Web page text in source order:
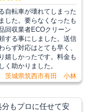
自転車が壊れてしまった
した。要らなくなったも
回収業者ECOクリーン
する事にしました。送信
らず対応はとても早く、
嬉しかったです。料金も
く助かりました。
茨城県筑西市有田 小林
もプロに任せて安